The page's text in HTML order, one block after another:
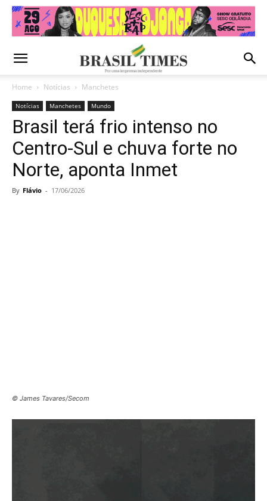
Home Notícias Manchetes
Notícias Manchetes Mundo
Brasil terá frio intenso no
Centro-Sul e chuva forte no
Norte, aponta Inmet
By Flávio - 17/06/2026
© James Tavares/Secom